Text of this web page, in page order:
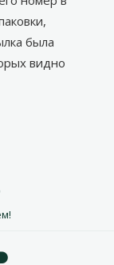
была
видно